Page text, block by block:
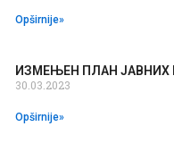
Opširnije»
ИЗМЕЊЕН ПЛАН ЈАВНИХ
30.03.2023
Opširnije»